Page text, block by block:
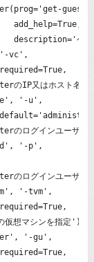
add_help=True,
ゲス
vc',
のIP又はホスト名')
'-u',
のログインユーザ
'-p',
ログインユーザー
'-tvm',
想マシンを指定')
'-gu',